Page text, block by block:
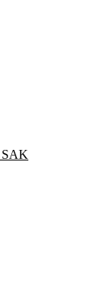
SAK